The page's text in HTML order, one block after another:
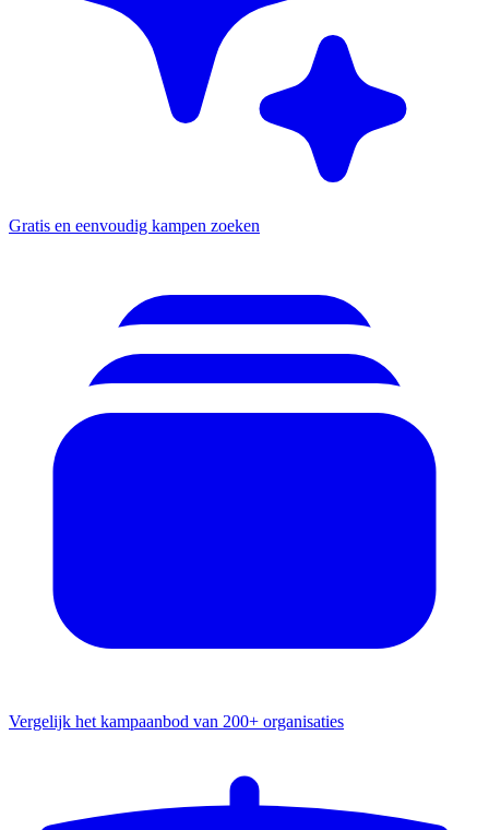
Gratis en eenvoudig kampen zoeken
Vergelijk het kampaanbod van 200+ organisaties